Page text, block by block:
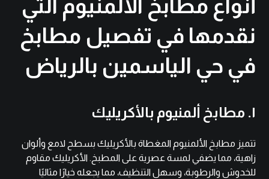
أنواع مطابخ الألمنيوم التي
نقدمها في تفصيل مطابخ
في حي الياسمين بالرياض
١. مطابخ ألمنيوم بالأكريليك
تتميز مطابخ الألمنيوم المغطاة بالأكريليك بسطح لامع وألوان
زاهية، مما يضفي لمسة عصرية على المطبخ. الأكريليك مقاوم
للخدوش والرطوبة، وسهل التنظيف، مما يجعله خيارًا مثاليًا